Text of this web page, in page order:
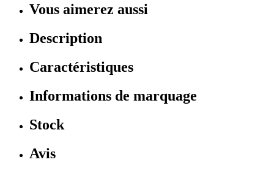
Vous aimerez aussi
Description
Caractéristiques
Informations de marquage
Stock
Avis